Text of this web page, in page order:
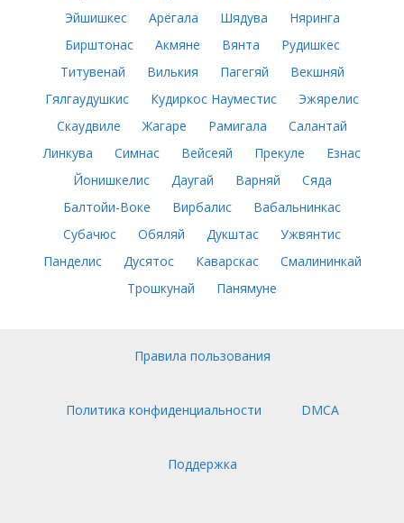
Эйшишкес
Арёгала Шядува
Няринга
Бирштонас
Акмяне Вянта
Рудишкес
Титувенай
Вилькия Пагегяй
Векшняй
Гялгаудушкис
Кудиркос Науместис
Эжярелис
Скаудвиле
Жагаре Рамигала
Салантай
Линкува
Симнас Вейсеяй Прекуле
Езнас
Йонишкелис
Даугай Варняй
Сяда
Балтойи-Воке
Вирбалис
Вабальнинкас
Субачюс
Обяляй Дукштас
Ужвянтис
Панделис
Дусятос Каварскас
Смалининкай
Трошкунай
Панямуне
Правила пользования
Политика конфиденциальности DMCA
Поддержка